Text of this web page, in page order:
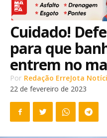
Cuidado!
para que
entrem no
Por Redação ErreJota
22 de fevereiro de 2023